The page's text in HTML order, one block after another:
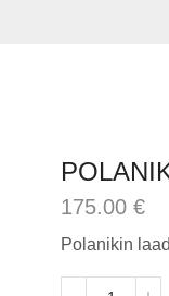
175.00 €
Polanikin